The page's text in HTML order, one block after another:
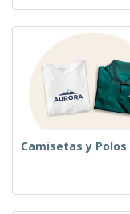
Camisetas y Polos